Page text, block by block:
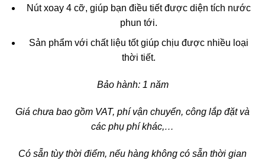
Nút xoay 4 cỡ, giúp bạn điều tiết được diện tích nước
phun tới.
Sản phẩm với chất liệu tốt giúp chịu được nhiều loại
thời tiết.
Bảo hành: 1 năm
Giá chưa bao gồm VAT, phí vận chuyển, công lắp đặt và
các phụ phí khác,…
Có sẵn tùy thời điểm, nếu hàng không có sẵn thời gian